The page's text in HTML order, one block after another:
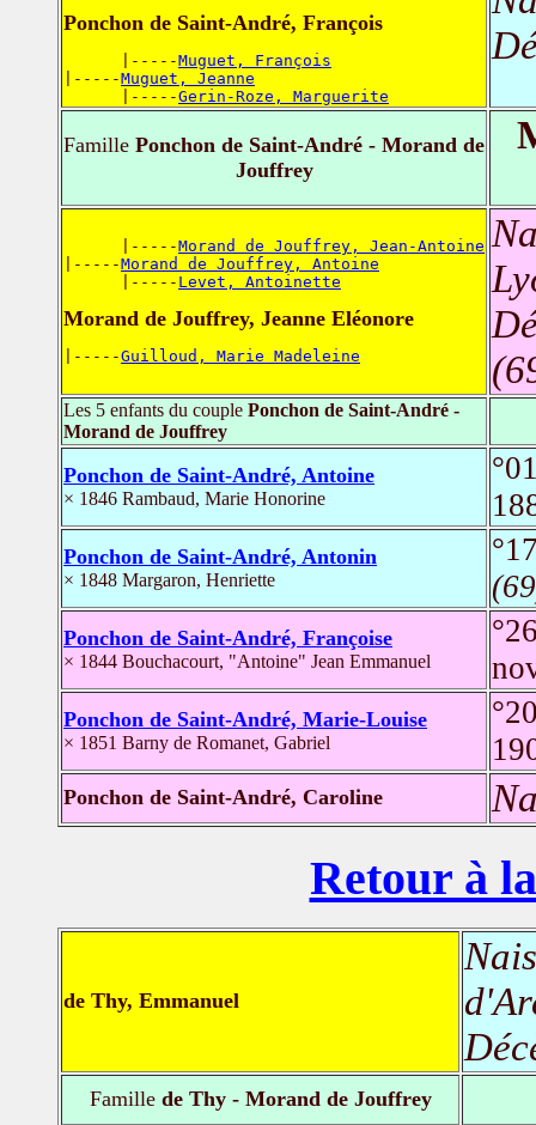
Ponchon de Saint-André, François
      |-----
Muguet, François
|-----Muguet, Jeanne
      |-----
Gerin-Roze, Marguerite
Famille Ponchon de Saint-André - Morand de
Jouffrey
      |-----
Morand de Jouffrey, Jean-Antoine
|-----Morand de Jouffrey, Antoine
      |-----
Levet, Antoinette
Morand de Jouffrey, Jeanne Eléonore
|-----Guilloud, Marie Madeleine
Les 5 enfants du couple Ponchon de Saint-André -
Morand de Jouffrey
Ponchon de Saint-André, Antoine
× 1846 Rambaud, Marie Honorine
Ponchon de Saint-André, Antonin
× 1848 Margaron, Henriette
Ponchon de Saint-André, Françoise
× 1844 Bouchacourt, "Antoine" Jean Emmanuel
Ponchon de Saint-André, Marie-Louise
× 1851 Barny de Romanet, Gabriel
Ponchon de Saint-André, Caroline
Retour à
de Thy, Emmanuel
Famillede Thy - Morand de Jouffrey